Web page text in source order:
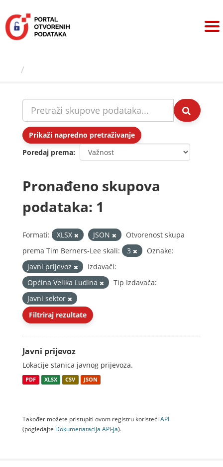
sadržaj
Prikaži napredno pretraživanje
Poredaj prema
Pronađeno skupova
podataka: 1
Formati: XLSX JSON
Otvorenost skupa
prema Tim Berners-Lee skali:
3
Oznake:
javni prijevoz
Izdavači:
Općina Velika Ludina
Tip Izdavača:
Javni sektor
Filtriraj rezultate
Javni prijevoz
Lokacije stanica javnog prijevoza.
PDF XLSX CSV JSON
Također možete pristupiti ovom registru koristeći API
(pogledajte Dokumenаtаcijа API-jа).